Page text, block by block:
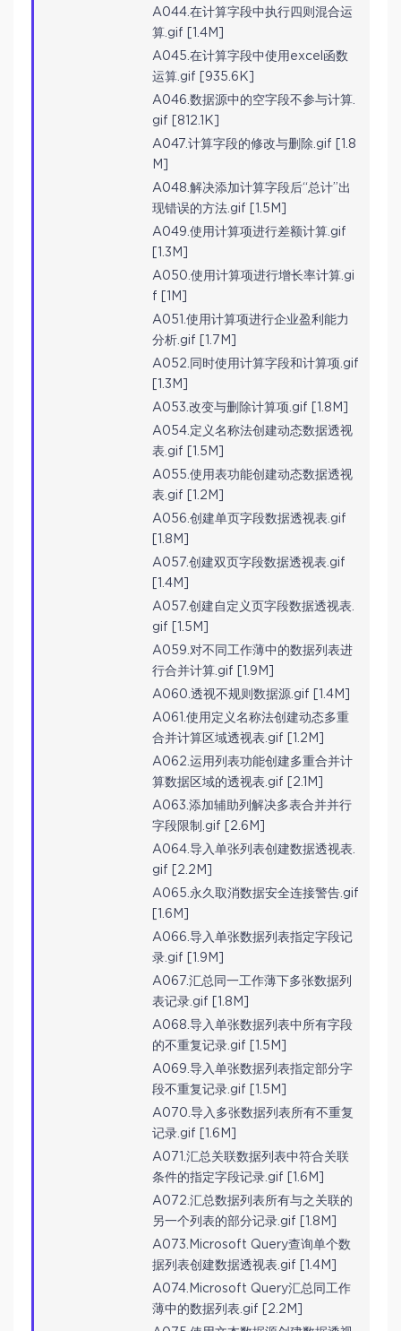
A044.在计算字段中执行四则混合运
算.gif [1.4M]
A045.在计算字段中使用excel函数
运算.gif [935.6K]
A046.数据源中的空字段不参与计算.
gif [812.1K]
A047.计算字段的修改与删除.gif [1.8
M]
A048.解决添加计算字段后“总计”出
现错误的方法.gif [1.5M]
A049.使用计算项进行差额计算.gif
[1.3M]
A050.使用计算项进行增长率计算.gi
f [1M]
A051.使用计算项进行企业盈利能力
分析.gif [1.7M]
A052.同时使用计算字段和计算项.gif
[1.3M]
A053.改变与删除计算项.gif [1.8M]
A054.定义名称法创建动态数据透视
表.gif [1.5M]
A055.使用表功能创建动态数据透视
表.gif [1.2M]
A056.创建单页字段数据透视表.gif
[1.8M]
A057.创建双页字段数据透视表.gif
[1.4M]
A057.创建自定义页字段数据透视表.
gif [1.5M]
A059.对不同工作薄中的数据列表进
行合并计算.gif [1.9M]
A060.透视不规则数据源.gif [1.4M]
A061.使用定义名称法创建动态多重
合并计算区域透视表.gif [1.2M]
A062.运用列表功能创建多重合并计
算数据区域的透视表.gif [2.1M]
A063.添加辅助列解决多表合并并行
字段限制.gif [2.6M]
A064.导入单张列表创建数据透视表.
gif [2.2M]
A065.永久取消数据安全连接警告.gif
[1.6M]
A066.导入单张数据列表指定字段记
录.gif [1.9M]
A067.汇总同一工作薄下多张数据列
表记录.gif [1.8M]
A068.导入单张数据列表中所有字段
的不重复记录.gif [1.5M]
A069.导入单张数据列表指定部分字
段不重复记录.gif [1.5M]
A070.导入多张数据列表所有不重复
记录.gif [1.6M]
A071.汇总关联数据列表中符合关联
条件的指定字段记录.gif [1.6M]
A072.汇总数据列表所有与之关联的
另一个列表的部分记录.gif [1.8M]
A073.Microsoft Query查询单个数
据列表创建数据透视表.gif [1.4M]
A074.Microsoft Query汇总同工作
薄中的数据列表.gif [2.2M]